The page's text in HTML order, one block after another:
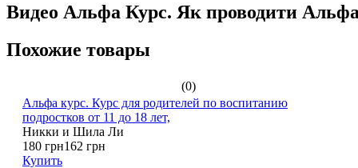
Видео Альфа Курс. Як проводити
Похожие товары
(0)
Альфа курс. Курс для родителей по воспитанию
подростков от 11 до 18 лет,
Никки и Шила Ли
180 грн162 грн
Купить